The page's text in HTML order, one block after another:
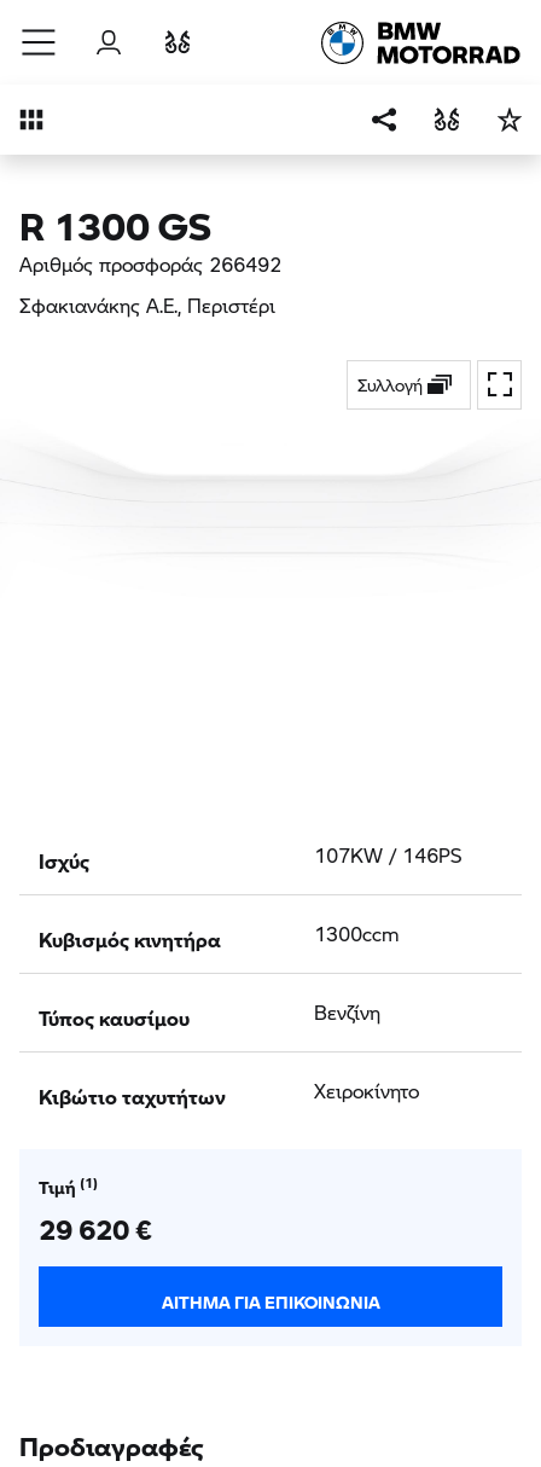
Μετάβαση στο κύριο περιεχόμενο
Σύνδεση
Επισκόπηση
R 1300 GS
Αριθμός προσφοράς 266492
Σφακιανάκης Α.Ε., Περιστέρι
Συλλογή
Ισχύς 107KW / 146PS
Κυβισμός κινητήρα 1300ccm
Τύπος καυσίμου Βενζίνη
Κιβώτιο ταχυτήτων Χειροκίνητο
Τιμή
29 620 €
ΑΊΤΗΜΑ ΓΙΑ ΕΠΙΚΟΙΝΩΝΊΑ
Προδιαγραφές